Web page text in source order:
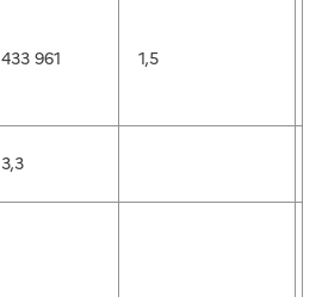
433 961 1,5
3,3